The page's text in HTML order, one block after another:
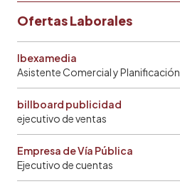
Ofertas Laborales
Ibexamedia
Asistente Comercial y Planificación
billboard publicidad
ejecutivo de ventas
Empresa de Vía Pública
Ejecutivo de cuentas